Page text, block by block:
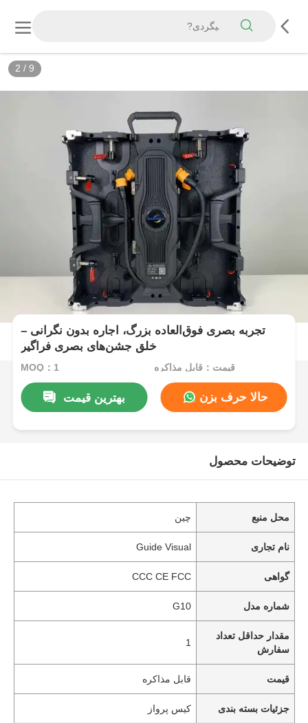
3 / 9
تجربه بصری فوق‌العاده بزرگ، اجاره بدون نگرانی –
خلق جشن‌های بصری فراگیر
MOQ：1 قیمت：قابل مذاکره
بهترین قیمت حالا حرف بزن
توضیحات محصول
محل منبع چین
نام تجاری Guide Visual
گواهی CCC CE FCC
شماره مدل G10
مقدار حداقل تعداد
سفارش
1
قیمت قابل مذاکره
جزئیات بسته بندی کیس پرواز